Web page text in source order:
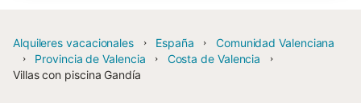
Alquileres vacacionales España
Comunidad Valenciana
Provincia de Valencia
Costa de Valencia
Villas con piscina Gandía